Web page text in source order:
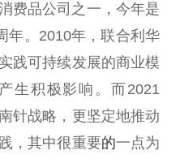
费品公司之一，今年是
年。2010年，联合利华
践可持续发展的商业模
生积极影响。而2021
针战略，更坚定地推动
，其中很重要的一点为